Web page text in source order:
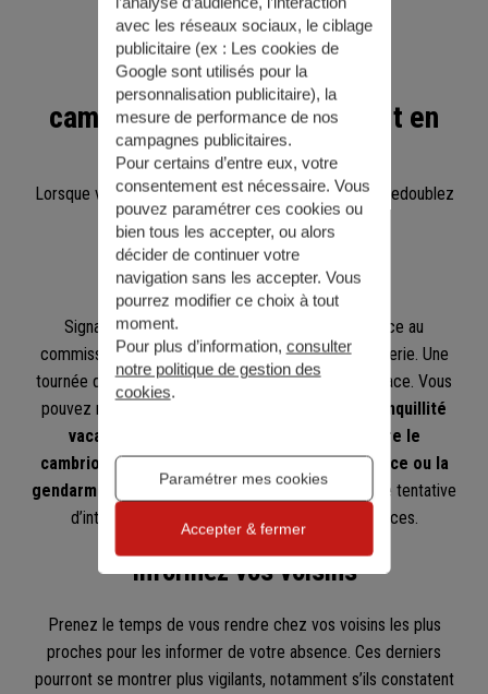
Comment dissuader les
cambrioleurs avant un départ en
vacances ?
Lorsque vous partez en week-end ou en vacances, redoublez
de vigilance.
Prévenez le commissariat
Signalez vos dates de vacances et votre absence au
commissariat de police ou à la brigade de gendarmerie. Une
tournée de surveillance pourra alors être mise en place. Vous
pouvez notamment vous inscrire à l’
Opération tranquillité
vacances
dispositif de prévention contre le
cambriolage permet d’être contacté par la police ou la
gendarmerie en cas de constat d’intrusion
ou de tentative
d’intrusion dans un domicile pendant des absences.
Informez vos voisins
Prenez le temps de vous rendre chez vos voisins les plus
proches pour les informer de votre absence. Ces derniers
pourront se montrer plus vigilants, notamment s’ils constatent
avec les réseaux sociaux, le ciblage
publicitaire (ex : Les cookies de
Google sont utilisés pour la
personnalisation publicitaire), la
mesure de performance de nos
campagnes publicitaires.
Pour certains d’entre eux, votre
consentement est nécessaire. Vous
pouvez paramétrer ces cookies ou
bien tous les accepter, ou alors
décider de continuer votre
navigation sans les accepter. Vous
pourrez modifier ce choix à tout
moment.
Pour plus d’information, consulter
notre politique de gestion des
cookies.
Paramétrer mes cookies
Accepter & fermer